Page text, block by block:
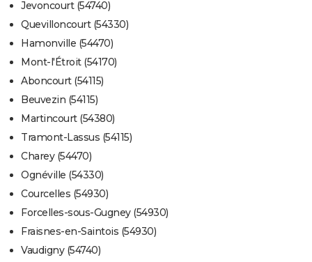
Jevoncourt (54740)
Quevilloncourt (54330)
Hamonville (54470)
Mont-l'Étroit (54170)
Aboncourt (54115)
Beuvezin (54115)
Martincourt (54380)
Tramont-Lassus (54115)
Charey (54470)
Ognéville (54330)
Courcelles (54930)
Forcelles-sous-Gugney (54930)
Fraisnes-en-Saintois (54930)
Vaudigny (54740)